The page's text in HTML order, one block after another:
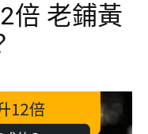
倍 老鋪黃